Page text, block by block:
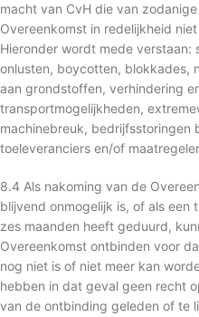
macht van CvH die van
Overeenkomst in redelijkheid
Hieronder wordt mede verstaan:
onlusten, boycotten, blokkades,
aan grondstoffen, verhindering
transportmogelijkheden,
machinebreuk, bedrijfsstoringen
toeleveranciers en/of
8.4 Als nakoming van de
blijvend onmogelijk is, of als een
zes maanden heeft geduurd,
Overeenkomst ontbinden voor
nog niet is of niet meer kan
hebben in dat geval geen recht
van de ontbinding geleden of te